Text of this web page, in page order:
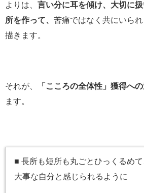
よりは、 言い分に耳を傾け、大切に
所を作って、 苦痛ではなく共にいら
描きます。
それが、 「こころの全体性」獲得へ
ます。
■ 長所も短所も丸ごとひっくるめ
大事な自分と感じられるように